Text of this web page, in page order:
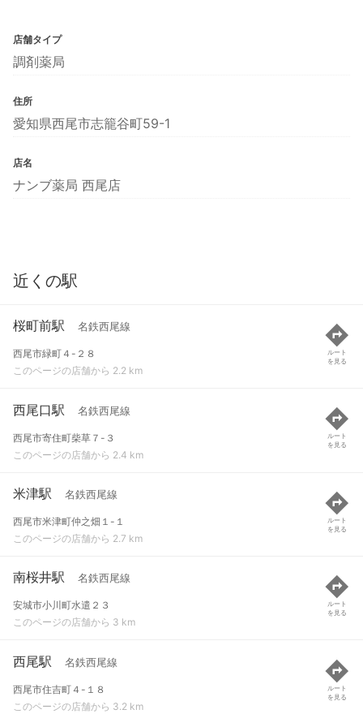
店舗タイプ
調剤薬局
住所
愛知県西尾市志籠谷町59-1
店名
ナンブ薬局 西尾店
近くの駅
桜町前駅 名鉄西尾線
西尾市緑町４-２８
このページの店舗から 2.2 km
ルート
を見る
西尾口駅 名鉄西尾線
西尾市寄住町柴草７-３
このページの店舗から 2.4 km
ルート
を見る
米津駅 名鉄西尾線
西尾市米津町仲之畑１-１
このページの店舗から 2.7 km
ルート
を見る
南桜井駅 名鉄西尾線
安城市小川町水遣２３
このページの店舗から 3 km
ルート
を見る
西尾駅 名鉄西尾線
西尾市住吉町４-１８
このページの店舗から 3.2 km
ルート
を見る